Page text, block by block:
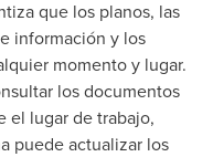
que los planos, las
información y los
momento y lugar.
los documentos
el lugar de trabajo,
puede actualizar los